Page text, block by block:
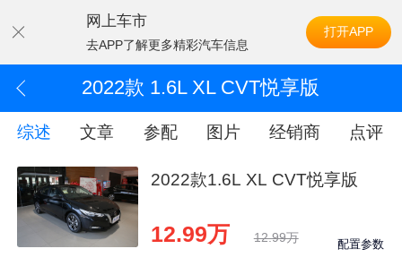
网上车市
去APP了解更多精彩汽车信息
打开APP
2022款 1.6L XL CVT悦享版
综述 文章 参配 图片 经销商 点评
2022款1.6L XL CVT悦享版
12.99万 12.99万 配置参数